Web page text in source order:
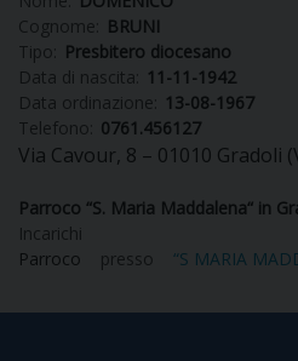
DIOCESI
CURIA
Cognome:
BRUNI
Tipo:
Presbitero diocesano
Data di nascita:
11-11-1942
Data ordinazione:
13-08-1967
Telefono: 0761.456127
Via Cavour, 8 – 01010 Gradoli
Parroco “S. Maria Maddalena“ in
Incarichi
Parroco
presso “S MARIA